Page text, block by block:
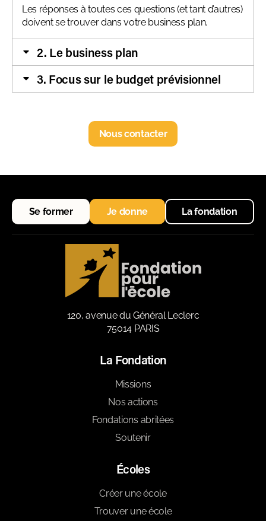
Les réponses à toutes ces questions (et tant d’autres)
doivent se trouver dans votre business plan.
2. Le business plan
3. Focus sur le budget prévisionnel
Nous contacter
Se former Je donne La fondation
120, avenue du Général Leclerc
75014 PARIS
La Fondation
Missions
Nos actions
Fondations abritées
Soutenir
Écoles
Créer une école
Trouver une école